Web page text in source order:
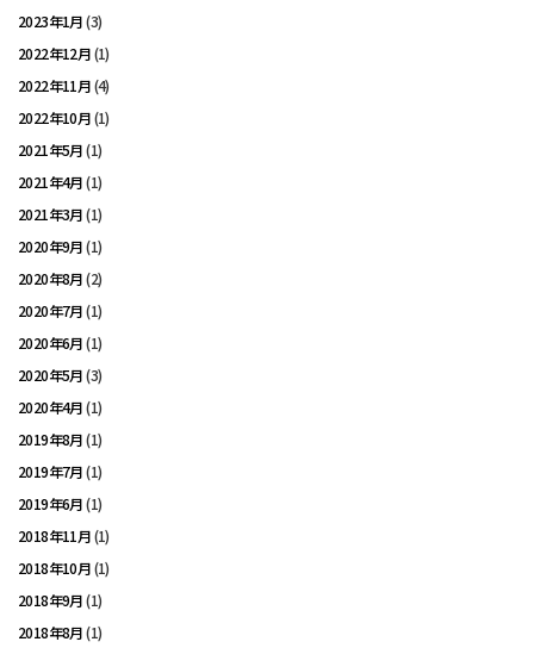
2023年1月(3)
2022年12月(1)
2022年11月(4)
2022年10月(1)
2021年5月(1)
2021年4月(1)
2021年3月(1)
2020年9月(1)
2020年8月(2)
2020年7月(1)
2020年6月(1)
2020年5月(3)
2020年4月(1)
2019年8月(1)
2019年7月(1)
2019年6月(1)
2018年11月(1)
2018年10月(1)
2018年9月(1)
2018年8月(1)